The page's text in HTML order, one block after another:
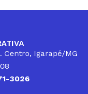
Centro, Igarapé/MG
3026